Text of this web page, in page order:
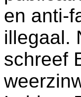
en anti-
illegaal.
schreef